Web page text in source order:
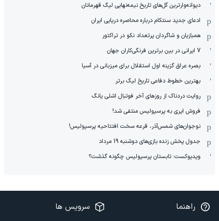
دیوانه‌وارترین گل‌های تاریخ نیمه‌نهایی لیگ قهرمانان
ادعای جدید سنتکام درباره محاصره دریایی ایران
همبازیان و شاگردان پرتعداد نکو در تراکتور
7 ایرانی در بین برترین فرنگی‌کاران جهان
بصره عراق گزینه اول استقلال برای میزبانی در آسیا
بهترین خطوط دفاعی تاریخ لیگ برتر
روایت دردناک از روزهای آخر فوتبال اشلی یانگ
فروش ایری به پرسپولیس منتفی شد!
نوجوان‌های شمس‌آذر، قرعه سخت افتتاحیه پرسپولیس!
جدول پخش زنده بازی‌های دوشنبه 19 مرداد
ویدیوکست: تابستان پرسپولیس چگونه گذشت؟
راهنما سرویس ها